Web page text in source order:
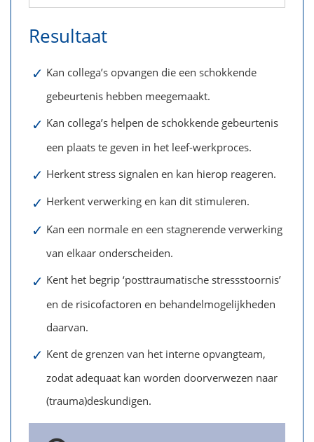
Resultaat
✓ Kan collega’s opvangen die een schokkende
gebeurtenis hebben meegemaakt.
✓ Kan collega’s helpen de schokkende gebeurtenis
een plaats te geven in het leef-werkproces.
✓ Herkent stress signalen en kan hierop reageren.
✓ Herkent verwerking en kan dit stimuleren.
✓ Kan een normale en een stagnerende verwerking
van elkaar onderscheiden.
✓ Kent het begrip ‘posttraumatische stressstoornis’
en de risicofactoren en behandelmogelijkheden
daarvan.
✓ Kent de grenzen van het interne opvangteam,
zodat adequaat kan worden doorverwezen naar
(trauma)deskundigen.